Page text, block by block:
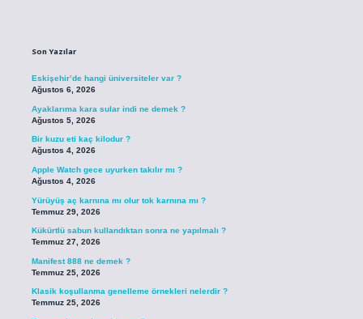
Son Yazılar
Eskişehir’de hangi üniversiteler var ?
Ağustos 6, 2026
Ayaklarıma kara sular indi ne demek ?
Ağustos 5, 2026
Bir kuzu eti kaç kilodur ?
Ağustos 4, 2026
Apple Watch gece uyurken takılır mı ?
Ağustos 4, 2026
Yürüyüş aç karnına mı olur tok karnına mı ?
Temmuz 29, 2026
Kükürtlü sabun kullandıktan sonra ne yapılmalı ?
Temmuz 27, 2026
Manifest 888 ne demek ?
Temmuz 25, 2026
Klasik koşullanma genelleme örnekleri nelerdir ?
Temmuz 25, 2026